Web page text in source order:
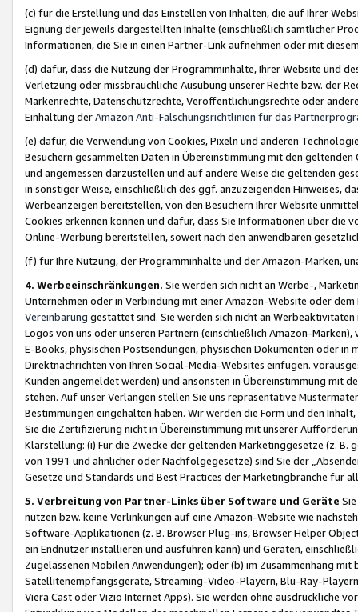
(c) für die Erstellung und das Einstellen von Inhalten, die auf Ihrer
Eignung der jeweils dargestellten Inhalte (einschließlich sämtlicher
Informationen, die Sie in einen Partner-Link aufnehmen oder mit
(d) dafür, dass die Nutzung der Programminhalte, Ihrer Website und
Verletzung oder missbräuchliche Ausübung unserer Rechte bzw. der
Markenrechte, Datenschutzrechte, Veröffentlichungsrechte oder
Einhaltung derAmazon Anti-Fälschungsrichtlinien für das
(e) dafür, die Verwendung von Cookies, Pixeln und anderen
Besuchern gesammelten Daten in Übereinstimmung mit den
und angemessen darzustellen und auf andere Weise die geltenden
in sonstiger Weise, einschließlich des ggf. anzuzeigenden Hinweises,
Werbeanzeigen bereitstellen, von den Besuchern Ihrer Website
Cookies erkennen können und dafür, dass Sie Informationen über die
Online-Werbung bereitstellen, soweit nach den anwendbaren
(f) für Ihre Nutzung, der Programminhalte und der Amazon-Marken,
4. Werbeeinschränkungen. Sie werden sich nicht an Werbe-,
Unternehmen oder in Verbindung mit einer Amazon-Website oder
Vereinbarung gestattet sind. Sie werden sich nicht an
Logos von uns oder unseren Partnern (einschließlich Amazon-
E-Books, physischen Postsendungen, physischen Dokumenten oder in
Direktnachrichten von Ihren Social-Media-Websites einfügen.
Kunden angemeldet werden) und ansonsten in Übereinstimmung mit
stehen. Auf unser Verlangen stellen Sie uns repräsentative
Bestimmungen eingehalten haben. Wir werden die Form und den
Sie die Zertifizierung nicht in Übereinstimmung mit unserer
Klarstellung: (i) Für die Zwecke der geltenden Marketinggesetze (z. B.
von 1991 und ähnlicher oder Nachfolgegesetze) sind Sie der
Gesetze und Standards und Best Practices der Marketingbranche für
5. Verbreitung von Partner-Links über Software und Geräte
nutzen bzw. keine Verlinkungen auf eine Amazon-Website wie
Software-Applikationen (z. B. Browser Plug-ins, Browser Helper
ein Endnutzer installieren und ausführen kann) und Geräten,
Zugelassenen Mobilen Anwendungen); oder (b) im Zusammenhang
Satellitenempfangsgeräte, Streaming-Video-Playern, Blu-Ray-
Viera Cast oder Vizio Internet Apps). Sie werden ohne ausdrückliche